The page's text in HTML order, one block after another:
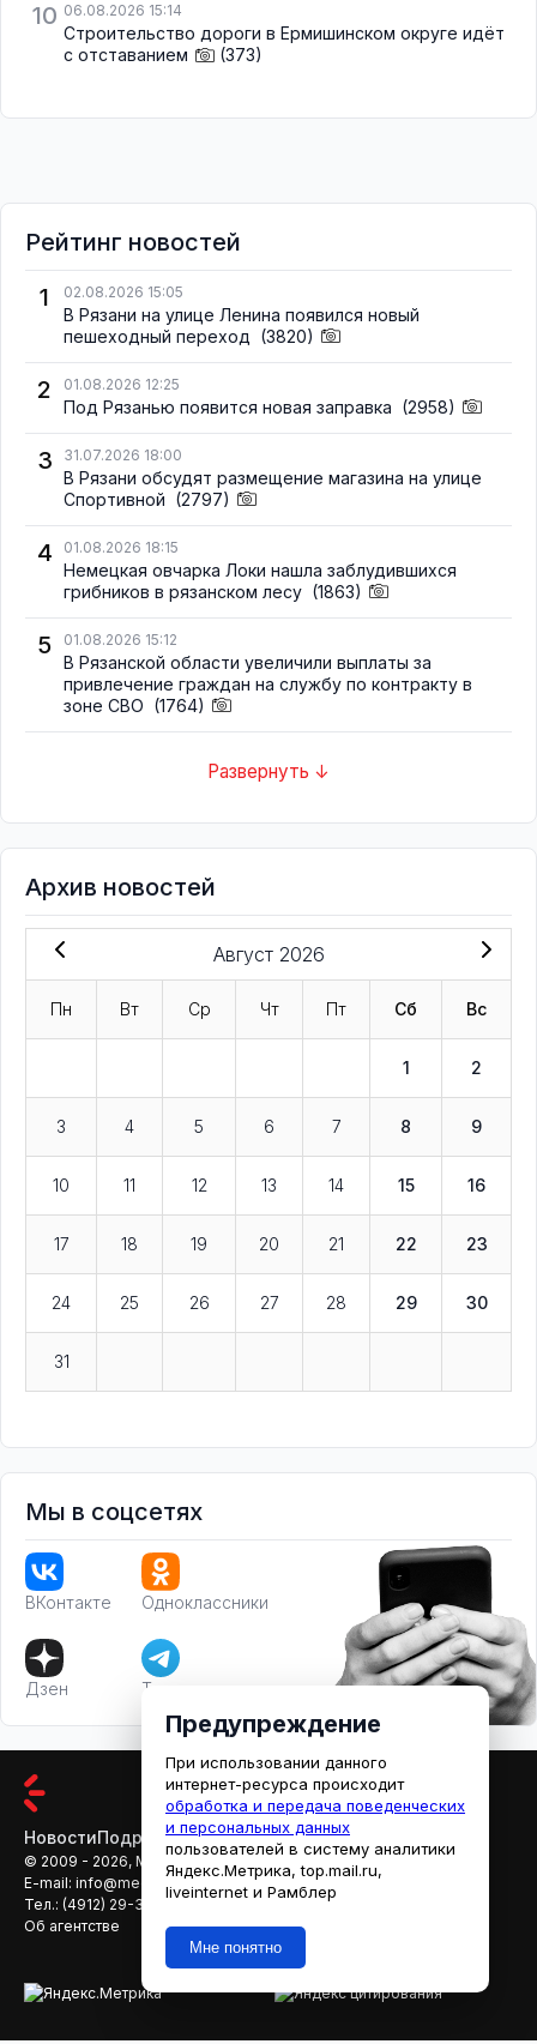
10 06.08.2026 15:14
Строительство дороги в Ермишинском округе идёт
с отставанием
(373)
Рейтинг новостей
1
02.08.2026 15:05
В Рязани на улице Ленина появился новый
пешеходный переход (3820)
2 01.08.2026 12:25
Под Рязанью появится новая заправка (2958)
3 31.07.2026 18:00
В Рязани обсудят размещение магазина на улице
Спортивной (2797)
4 01.08.2026 18:15
Немецкая овчарка Локи нашла заблудившихся
грибников в рязанском лесу (1863)
5 01.08.2026 15:12
В Рязанской области увеличили выплаты за
привлечение граждан на службу по контракту в
зоне СВО (1764)
Развернуть ↓
Архив новостей
Август 2026
Пн Вт Ср Чт Пт Сб Вс
1 2
3 4 5 6 7 8 9
10 11 12 13 14 15 16
17 18 19 20 21 22 23
24 25 26 27 28 29 30
31
Мы в соцсетях
ВКонтакте Одноклассники
Дзен Телеграм
НовостиПодробностиАфишаКино
© 2009 - 2026, МЕДИАРЯЗАНЬ
E-mail: info@mediaryazan.ru
reklama@mediaryazan.ru
Тел.: (4912) 29-33-66
Об агентстве
Предупреждение
При использовании данного
интернет-ресурса происходит
обработка и передача поведенческих
и персональных данных
пользователей в систему аналитики
Яндекс.Метрика, top.mail.ru,
liveinternet и Рамблер
Мне понятно